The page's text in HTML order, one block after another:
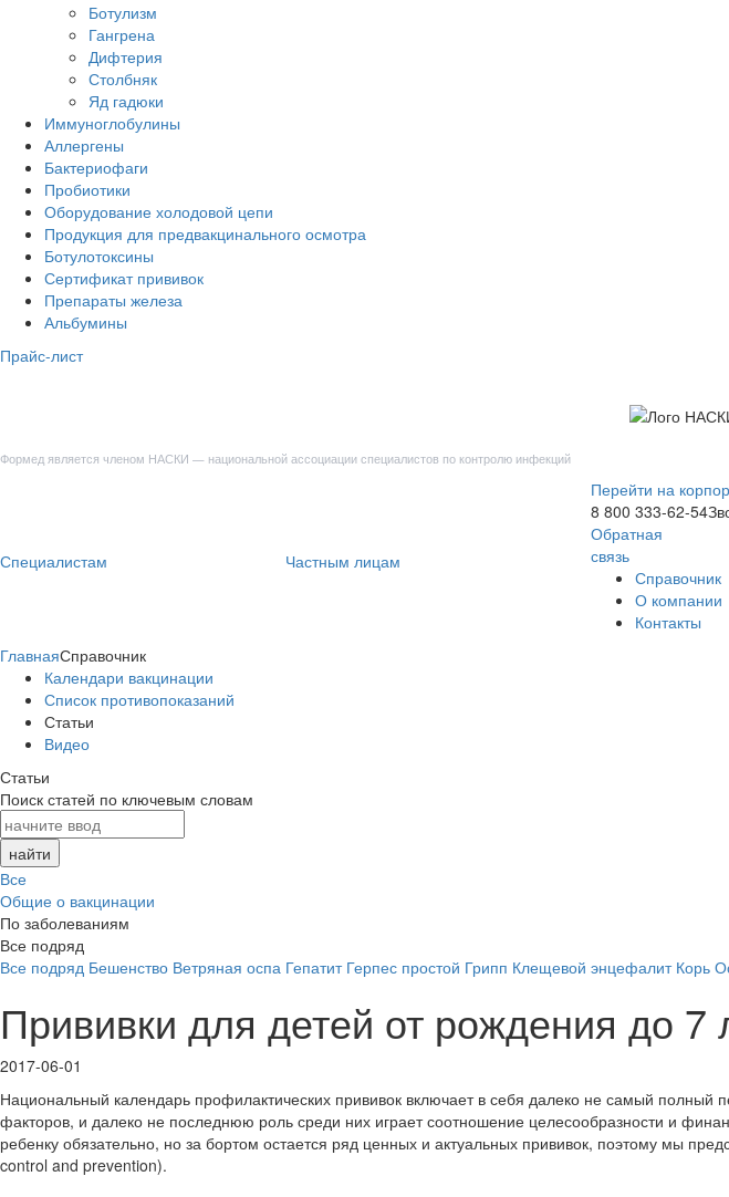
Ботулизм
Гангрена
Дифтерия
Столбняк
Яд гадюки
Иммуноглобулины
Аллергены
Бактериофаги
Пробиотики
Оборудование холодовой цепи
Продукция для предвакцинального осмотра
Ботулотоксины
Сертификат прививок
Препараты железа
Альбумины
Прайс-лист
Формед является членом НАСКИ — национальной ассоциации специалистов по контролю инфекций
Специалистам Частным лицам
Перейти на
8 800 333-62-54
Обратная
связь
Справочник
О компании
Контакты
ГлавнаяСправочник
Календари вакцинации
Список противопоказаний
Статьи
Видео
Статьи
Поиск статей по ключевым словам
Все
Общие о вакцинации
По заболеваниям
Все подряд
Все подряд Бешенство Ветряная оспа Гепатит Герпес простой Грипп Клещевой энцефалит Корь
Прививки для детей от рождения до 7
2017-06-01
Национальный календарь профилактических прививок включает в себя далеко не самый
факторов, и далеко не последнюю роль среди них играет соотношение целесообразности и
ребенку обязательно, но за бортом остается ряд ценных и актуальных прививок, поэтому мы
control and prevention).